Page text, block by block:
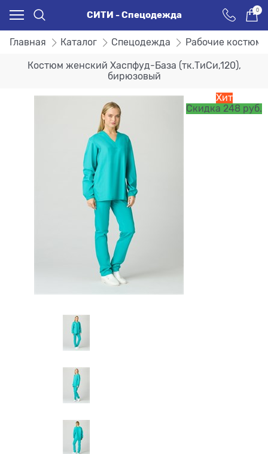
СИТИ - Спецодежда 0
Главная Каталог Спецодежда Рабочие костюмы
Костюм женский Хаспфуд-База (тк.ТиСи,120),
бирюзовый
Хит
Скидка 248 руб.